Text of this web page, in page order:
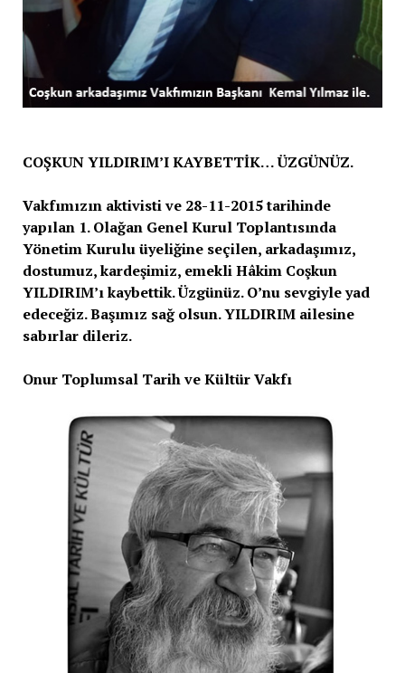
COŞKUN YILDIRIM’I KAYBETTİK… ÜZGÜNÜZ.
Vakfımızın aktivisti ve 28-11-2015 tarihinde
yapılan 1. Olağan Genel Kurul Toplantısında
Yönetim Kurulu üyeliğine seçilen, arkadaşımız,
dostumuz, kardeşimiz, emekli Hâkim Coşkun
YILDIRIM’ı kaybettik. Üzgünüz. O’nu sevgiyle yad
edeceğiz. Başımız sağ olsun. YILDIRIM ailesine
sabırlar dileriz.
Onur Toplumsal Tarih ve Kültür Vakfı